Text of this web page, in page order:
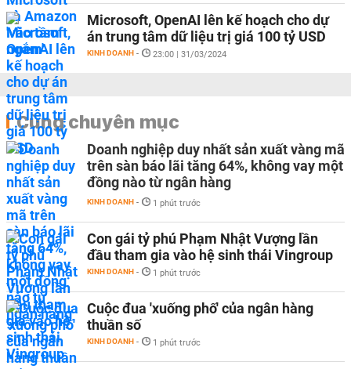
Microsoft, OpenAI lên kế hoạch cho dự
án trung tâm dữ liệu trị giá 100 tỷ USD
KINH DOANH - 23:00 | 31/03/2024
Cùng chuyên mục
Doanh nghiệp duy nhất sản xuất vàng mã
trên sàn báo lãi tăng 64%, không vay một
đồng nào từ ngân hàng
KINH DOANH - 1 phút trước
Con gái tỷ phú Phạm Nhật Vượng lần
đầu tham gia vào hệ sinh thái Vingroup
KINH DOANH - 1 phút trước
Cuộc đua 'xuống phố' của ngân hàng
thuần số
KINH DOANH - 1 phút trước